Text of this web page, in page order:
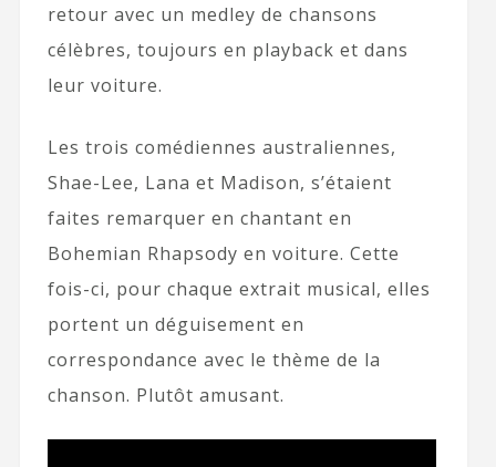
retour avec un medley de chansons
célèbres, toujours en playback et dans
leur voiture.
Les trois comédiennes australiennes,
Shae-Lee, Lana et Madison, s’étaient
faites remarquer en chantant en
Bohemian Rhapsody en voiture. Cette
fois-ci, pour chaque extrait musical, elles
portent un déguisement en
correspondance avec le thème de la
chanson. Plutôt amusant.